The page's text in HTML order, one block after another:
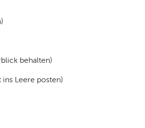
behalten)
Leere posten)